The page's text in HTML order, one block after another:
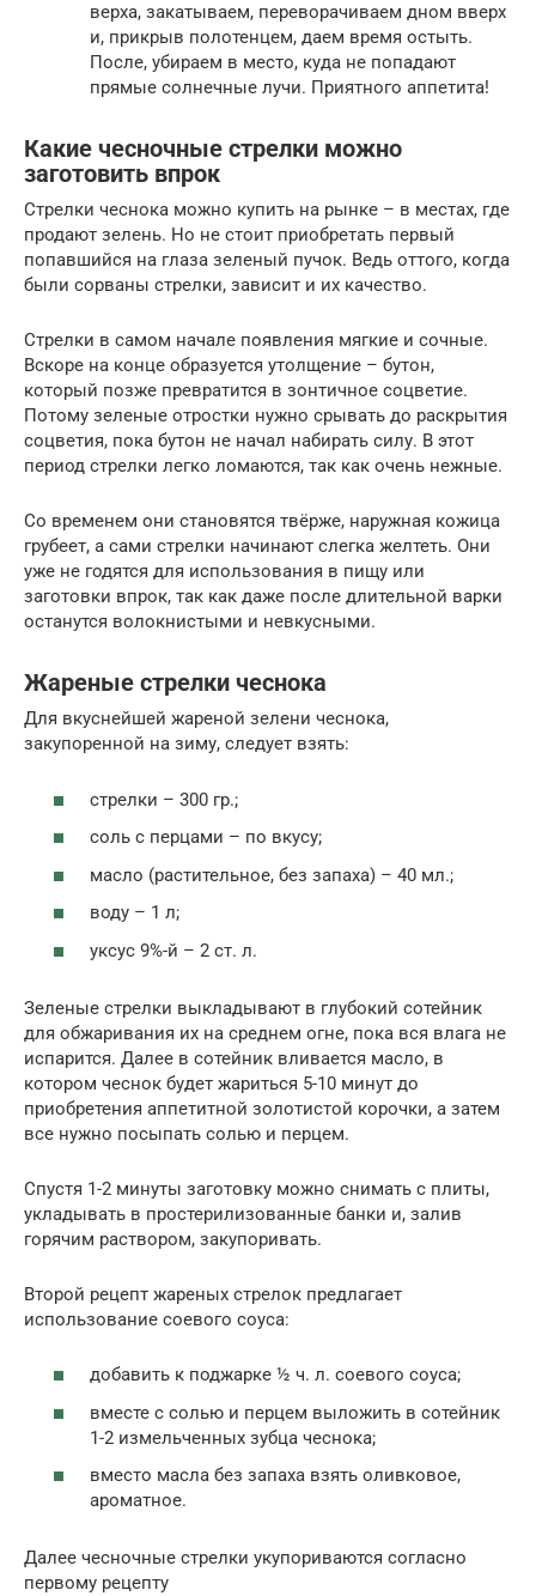
верха, закатываем, переворачиваем дном вверх
и, прикрыв полотенцем, даем время остыть.
После, убираем в место, куда не попадают
прямые солнечные лучи. Приятного аппетита!
Какие чесночные стрелки можно
заготовить впрок
Стрелки чеснока можно купить на рынке – в местах, где
продают зелень. Но не стоит приобретать первый
попавшийся на глаза зеленый пучок. Ведь оттого, когда
были сорваны стрелки, зависит и их качество.
Стрелки в самом начале появления мягкие и сочные.
Вскоре на конце образуется утолщение – бутон,
который позже превратится в зонтичное соцветие.
Потому зеленые отростки нужно срывать до раскрытия
соцветия, пока бутон не начал набирать силу. В этот
период стрелки легко ломаются, так как очень нежные.
Со временем они становятся твёрже, наружная кожица
грубеет, а сами стрелки начинают слегка желтеть. Они
уже не годятся для использования в пищу или
заготовки впрок, так как даже после длительной варки
останутся волокнистыми и невкусными.
Жареные стрелки чеснока
Для вкуснейшей жареной зелени чеснока,
закупоренной на зиму, следует взять:
стрелки – 300 гр.;
соль с перцами – по вкусу;
масло (растительное, без запаха) – 40 мл.;
воду – 1 л;
уксус 9%-й – 2 ст. л.
Зеленые стрелки выкладывают в глубокий сотейник
для обжаривания их на среднем огне, пока вся влага не
испарится. Далее в сотейник вливается масло, в
котором чеснок будет жариться 5-10 минут до
приобретения аппетитной золотистой корочки, а затем
все нужно посыпать солью и перцем.
Спустя 1-2 минуты заготовку можно снимать с плиты,
укладывать в простерилизованные банки и, залив
горячим раствором, закупоривать.
Второй рецепт жареных стрелок предлагает
использование соевого соуса:
добавить к поджарке ½ ч. л. соевого соуса;
вместе с солью и перцем выложить в сотейник
1-2 измельченных зубца чеснока;
вместо масла без запаха взять оливковое,
ароматное.
Далее чесночные стрелки укупориваются согласно
первому рецепту